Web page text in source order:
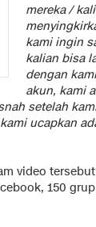
mereka /
kami ingin
kalian bisa
dengan
akun, kami
setelah
ucapkan
video
150